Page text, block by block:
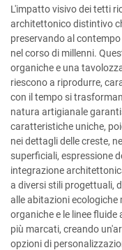
L'impatto visivo dei tetti
architettonico distintivo
preservando al
nel corso di millenni.
organiche e una
riescono a riprodurre,
con il tempo si
natura artigianale
caratteristiche uniche,
nei dettagli delle creste,
superficiali, espressione
integrazione
a diversi stili progettuali,
alle abitazioni ecologiche
organiche e le linee
più marcati, creando
opzioni di